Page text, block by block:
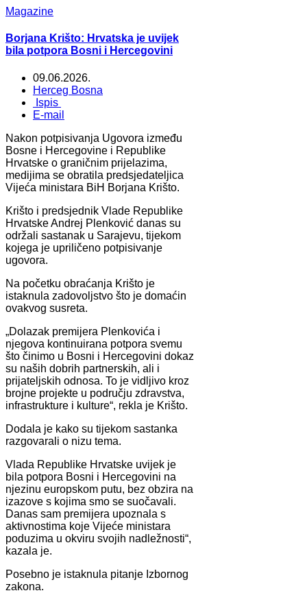
Magazine
Borjana Krišto: Hrvatska je uvijek
bila potpora Bosni i Hercegovini
09.06.2026.
Herceg Bosna
Ispis
E-mail
Nakon potpisivanja Ugovora između
Bosne i Hercegovine i Republike
Hrvatske o graničnim prijelazima,
medijima se obratila predsjedateljica
Vijeća ministara BiH Borjana Krišto.
Krišto i predsjednik Vlade Republike
Hrvatske Andrej Plenković danas su
održali sastanak u Sarajevu, tijekom
kojega je upriličeno potpisivanje
ugovora.
Na početku obraćanja Krišto je
istaknula zadovoljstvo što je domaćin
ovakvog susreta.
„Dolazak premijera Plenkovića i
njegova kontinuirana potpora svemu
što činimo u Bosni i Hercegovini dokaz
su naših dobrih partnerskih, ali i
prijateljskih odnosa. To je vidljivo kroz
brojne projekte u području zdravstva,
infrastrukture i kulture“, rekla je Krišto.
Dodala je kako su tijekom sastanka
razgovarali o nizu tema.
Vlada Republike Hrvatske uvijek je
bila potpora Bosni i Hercegovini na
njezinu europskom putu, bez obzira na
izazove s kojima smo se suočavali.
Danas sam premijera upoznala s
aktivnostima koje Vijeće ministara
poduzima u okviru svojih nadležnosti“,
kazala je.
Posebno je istaknula pitanje Izbornog
zakona.